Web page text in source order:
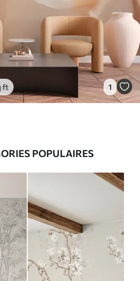
ft 1
POPULAIRES